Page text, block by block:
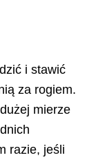
i stawić
za rogiem.
mierze
razie, jeśli